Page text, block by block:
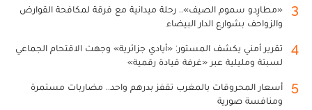
3
«مطارِدو سموم الصيف».. رحلة ميدانية مع فرقة لمكافحة القوارض
والزواحف بشوارع الدار البيضاء
4
تقرير أمني يكشف المستور: «أيادي جزائرية» وجهت الاقتحام الجماعي
لسبتة ومليلية عبر «غرفة قيادة رقمية»
5
أسعار المحروقات بالمغرب تقفز بدرهم واحد.. مضاربات مستمرة
ومنافسة صورية